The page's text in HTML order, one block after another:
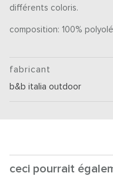
différents coloris.
composition: 100%
fabricant
b&b italia outdoor
ceci pourrait